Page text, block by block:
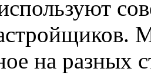
на разных